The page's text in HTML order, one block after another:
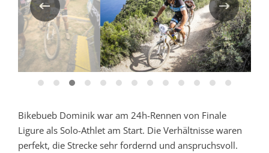
Bikebueb Dominik war am 24h-Rennen von Finale
Ligure als Solo-Athlet am Start. Die Verhältnisse waren
perfekt, die Strecke sehr fordernd und anspruchsvoll.